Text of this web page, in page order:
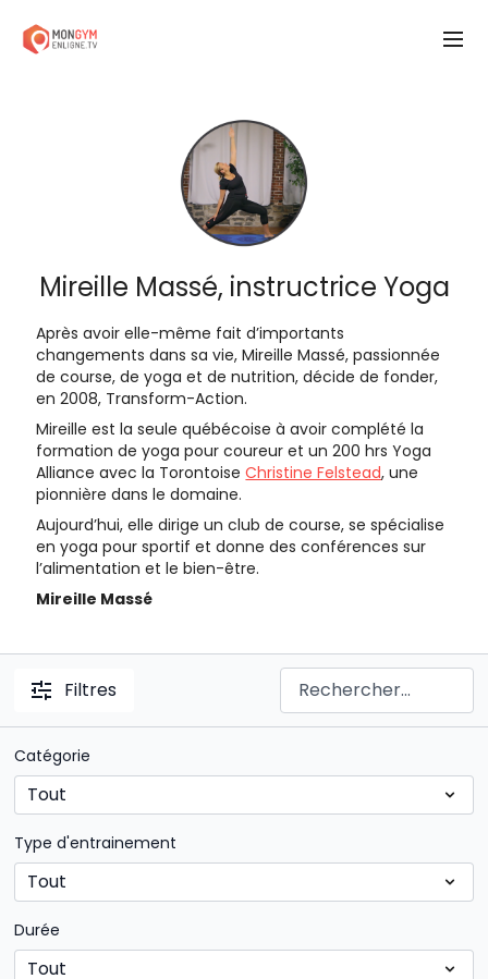
Mireille Massé, instructrice Yoga
Après avoir elle-même fait d’importants
changements dans sa vie, Mireille Massé, passionnée
de course, de yoga et de nutrition, décide de fonder,
en 2008, Transform-Action.
Mireille est la seule québécoise à avoir complété la
formation de yoga pour coureur et un 200 hrs Yoga
Alliance avec la TorontoiseChristine Felstead, une
pionnière dans le domaine.
Aujourd’hui, elle dirige un club de course, se spécialise
en yoga pour sportif et donne des conférences sur
l’alimentation et le bien-être.
Mireille Massé
Filtres
Catégorie
Type d'entrainement
Durée